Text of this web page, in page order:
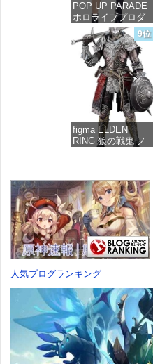
POP UP PARADE
ホロライブプロダ
クション 獅白ぼた
ん ノンスケール プ
ラスチック製 塗装
済み完成品フィギ
価格：¥4,676
9位
figma ELDEN
RING 狼の戦鬼 ノ
価格：¥13,115
人気ブログランキング